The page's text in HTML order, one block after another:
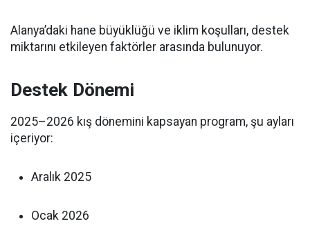
Alanya’daki hane büyüklüğü ve iklim koşulları, destek
miktarını etkileyen faktörler arasında bulunuyor.
Destek Dönemi
2025–2026 kış dönemini kapsayan program, şu ayları
içeriyor:
Aralık 2025
Ocak 2026